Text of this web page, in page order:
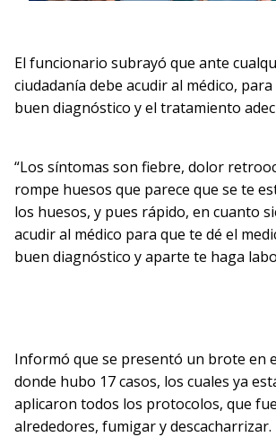
El funcionario subrayó que ante
ciudadanía debe acudir al médico,
buen diagnóstico y el tratamiento
“Los síntomas son fiebre, dolor
rompe huesos que parece que se te
los huesos, y pues rápido, en cuanto
acudir al médico para que te dé el
buen diagnóstico y aparte te haga
Informó que se presentó un brote en
donde hubo 17 casos, los cuales ya
aplicaron todos los protocolos, que
alrededores, fumigar y descacharrizar.